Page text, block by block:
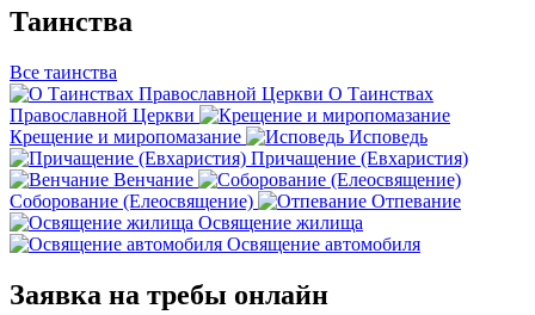
Таинства
Все таинства
О Таинствах
Православной Церкви
Крещение и миропомазание
Исповедь
Причащение (Евхаристия)
Венчание
Соборование (Елеосвящение)
Отпевание
Освящение жилища
Освящение автомобиля
Заявка на требы онлайн